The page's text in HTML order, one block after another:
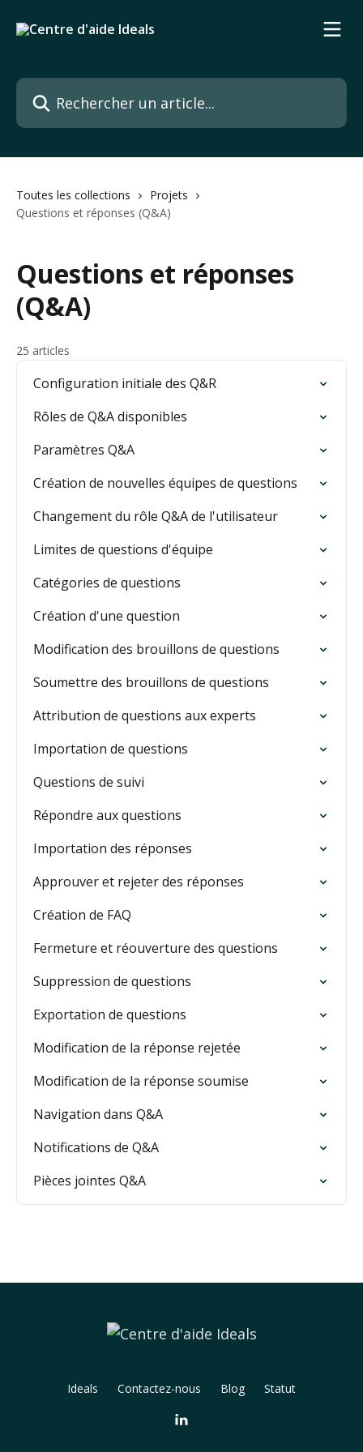
Rechercher un article...
Toutes les collections
Projets
Questions et réponses (Q&A)
Questions et réponses
(Q&A)
25 articles
Configuration initiale des Q&R
Rôles de Q&A disponibles
Paramètres Q&A
Création de nouvelles équipes de questions
Changement du rôle Q&A de l'utilisateur
Limites de questions d'équipe
Catégories de questions
Création d'une question
Modification des brouillons de questions
Soumettre des brouillons de questions
Attribution de questions aux experts
Importation de questions
Questions de suivi
Répondre aux questions
Importation des réponses
Approuver et rejeter des réponses
Création de FAQ
Fermeture et réouverture des questions
Suppression de questions
Exportation de questions
Modification de la réponse rejetée
Modification de la réponse soumise
Navigation dans Q&A
Notifications de Q&A
Pièces jointes Q&A
Ideals Contactez-nous Blog Statut